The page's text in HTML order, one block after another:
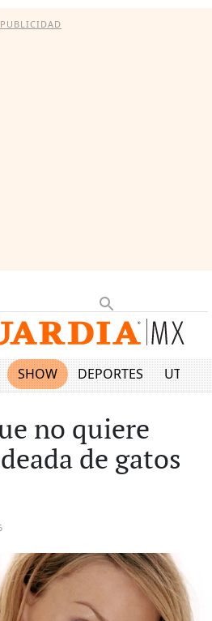
PUBLICIDAD
SHOW DEPORTES
no quiere
de gatos